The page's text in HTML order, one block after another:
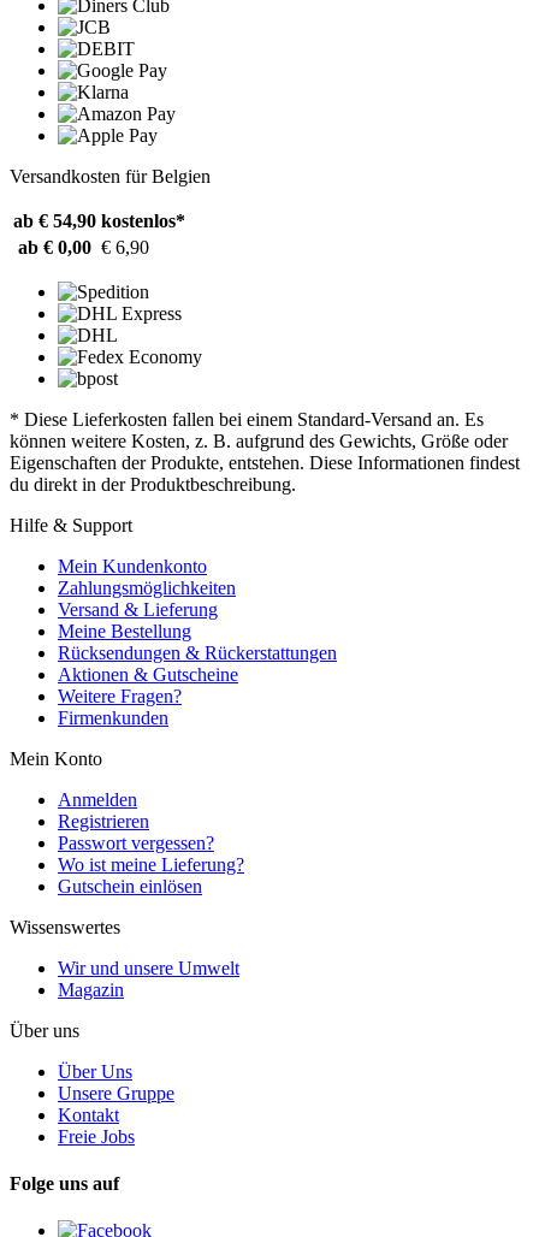
Versandkosten für Belgien
ab € 54,90 kostenlos*
ab € 0,00 € 6,90
* Diese Lieferkosten fallen bei einem Standard-Versand an. Es
können weitere Kosten, z. B. aufgrund des Gewichts, Größe oder
Eigenschaften der Produkte, entstehen. Diese Informationen findest
du direkt in der Produktbeschreibung.
Hilfe & Support
Mein Kundenkonto
Zahlungsmöglichkeiten
Versand & Lieferung
Meine Bestellung
Rücksendungen & Rückerstattungen
Aktionen & Gutscheine
Weitere Fragen?
Firmenkunden
Mein Konto
Anmelden
Registrieren
Passwort vergessen?
Wo ist meine Lieferung?
Gutschein einlösen
Wissenswertes
Wir und unsere Umwelt
Magazin
Über uns
Über Uns
Unsere Gruppe
Kontakt
Freie Jobs
Folge uns auf